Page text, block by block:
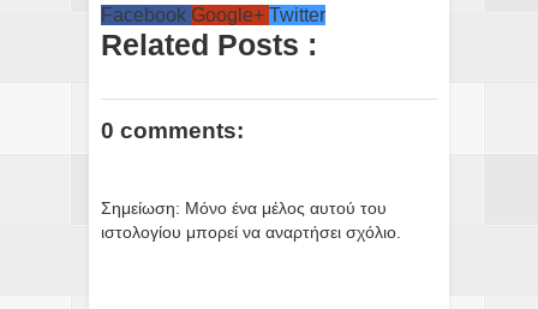
Facebook Google+ Twitter
Related Posts :
0 comments:
Σημείωση: Μόνο ένα μέλος αυτού του
ιστολογίου μπορεί να αναρτήσει σχόλιο.